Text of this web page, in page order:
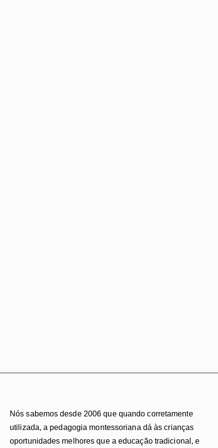
Nós sabemos desde 2006 que quando corretamente
utilizada, a pedagogia montessoriana dá às crianças
oportunidades melhores que a educação tradicional, e